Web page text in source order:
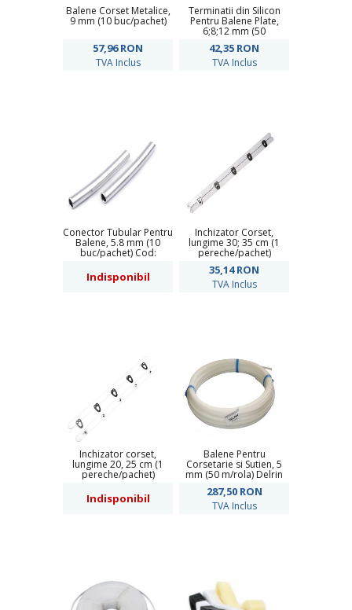
Balene Corset Metalice,
9 mm (10 buc/pachet)
57,96RON
TVA Inclus
Terminatii din Silicon
Pentru Balene Plate,
6;8;12 mm (50
930465
42,35 RON
TVA Inclus
Conector Tubular Pentru
Balene, 5.8 mm (10
buc/pachet) Cod:
Indisponibil
Inchizator Corset,
lungime 30; 35 cm (1
pereche/pachet)
35,14RON
TVA Inclus
Inchizator corset,
lungime 20, 25 cm (1
pereche/pachet)
Indisponibil
Balene Pentru
Corsetarie si Sutien, 5
mm (50 m/rola) Delrin
287,50 RON
TVA Inclus